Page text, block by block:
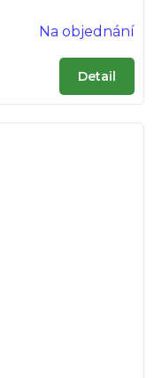
Na objednání
Detail